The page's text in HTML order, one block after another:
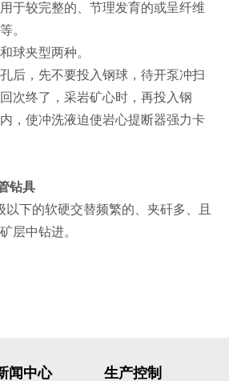
于较完整的、节理发育的或呈纤维
。
夹型两种。
，先不要投入钢球，待开泵冲扫
次终了，采岩矿心时，再投入钢
，使冲洗液迫使岩心提断器强力卡
钻具
下的软硬交替频繁的、夹矸多、且
层中钻进。
闻中心 生产控制